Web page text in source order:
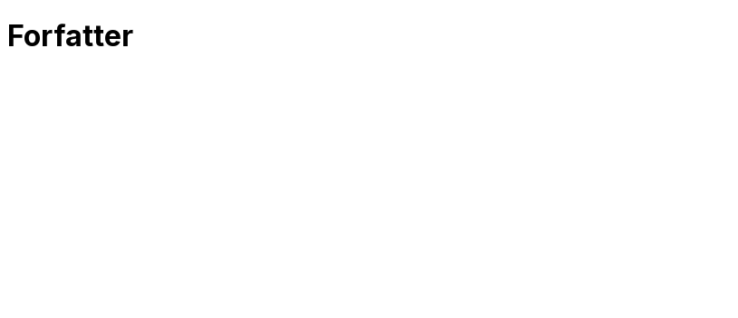
Forfatter